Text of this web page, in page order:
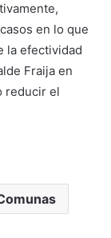
en lo que
la efectividad
Fraija en
reducir el